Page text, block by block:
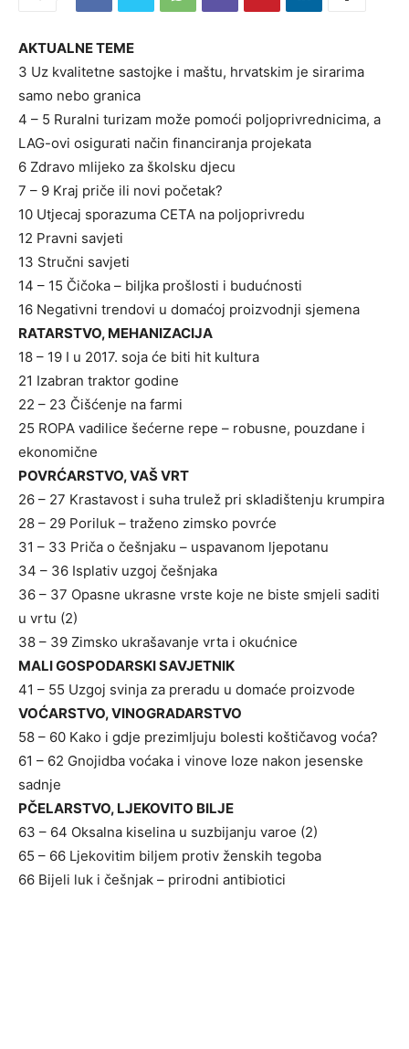
AKTUALNE TEME
3 Uz kvalitetne sastojke i maštu, hrvatskim je sirarima
samo nebo granica
4 – 5 Ruralni turizam može pomoći poljoprivrednicima, a
LAG-ovi osigurati način financiranja projekata
6 Zdravo mlijeko za školsku djecu
7 – 9 Kraj priče ili novi početak?
10 Utjecaj sporazuma CETA na poljoprivredu
12 Pravni savjeti
13 Stručni savjeti
14 – 15 Čičoka – biljka prošlosti i budućnosti
16 Negativni trendovi u domaćoj proizvodnji sjemena
RATARSTVO, MEHANIZACIJA
18 – 19 I u 2017. soja će biti hit kultura
21 Izabran traktor godine
22 – 23 Čišćenje na farmi
25 ROPA vadilice šećerne repe – robusne, pouzdane i
ekonomične
POVRĆARSTVO, VAŠ VRT
26 – 27 Krastavost i suha trulež pri skladištenju krumpira
28 – 29 Poriluk – traženo zimsko povrće
31 – 33 Priča o češnjaku – uspavanom ljepotanu
34 – 36 Isplativ uzgoj češnjaka
36 – 37 Opasne ukrasne vrste koje ne biste smjeli saditi
u vrtu (2)
38 – 39 Zimsko ukrašavanje vrta i okućnice
MALI GOSPODARSKI SAVJETNIK
41 – 55 Uzgoj svinja za preradu u domaće proizvode
VOĆARSTVO, VINOGRADARSTVO
58 – 60 Kako i gdje prezimljuju bolesti koštičavog voća?
61 – 62 Gnojidba voćaka i vinove loze nakon jesenske
sadnje
PČELARSTVO, LJEKOVITO BILJE
63 – 64 Oksalna kiselina u suzbijanju varoe (2)
65 – 66 Ljekovitim biljem protiv ženskih tegoba
66 Bijeli luk i češnjak – prirodni antibiotici